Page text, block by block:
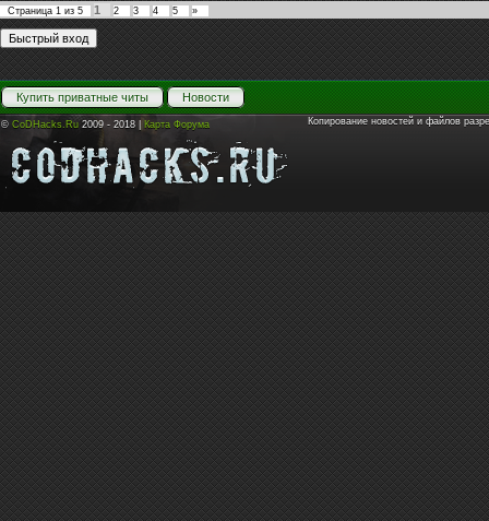
Страница 1 из 5 1 2 3 4 5 »
Купить приватные читы Новости
© CoDHacks.Ru 2009 - 2018 | Карта Форума Копирование новостей и файлов